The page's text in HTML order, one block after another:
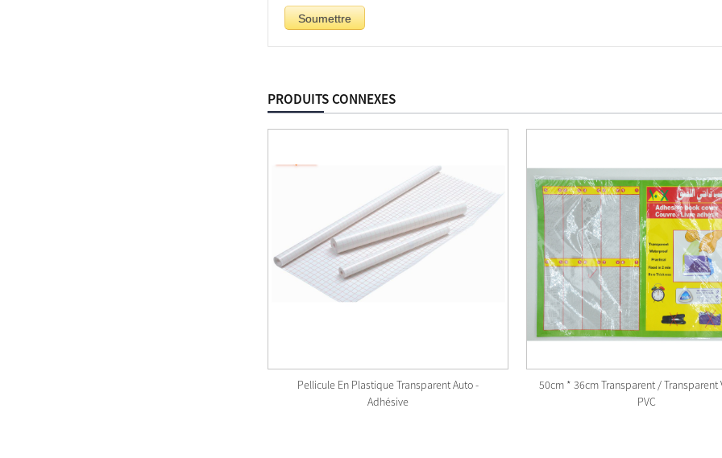
PRODUITS CONNEXES
Pellicule En Plastique Transparent Auto -
Adhésive
50cm * 36cm Transparent / Transparent
PVC